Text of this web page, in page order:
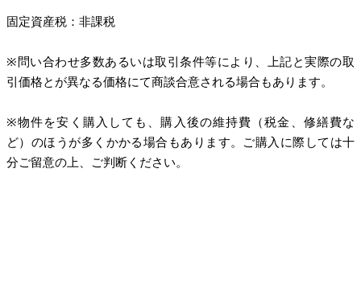
固定資産税：非課税
※問い合わせ多数あるいは取引条件等により、上記と実際の取
引価格とが異なる価格にて商談合意される場合もあります。
※物件を安く購入しても、購入後の維持費（税金、修繕費な
ど）のほうが多くかかる場合もあります。ご購入に際しては十
分ご留意の上、ご判断ください。